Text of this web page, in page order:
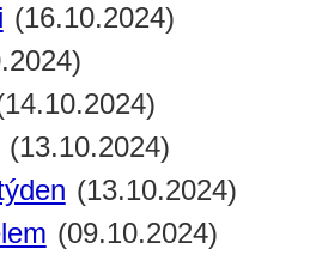
(16.10.2024)
(13.10.2024)
(13.10.2024)
(09.10.2024)